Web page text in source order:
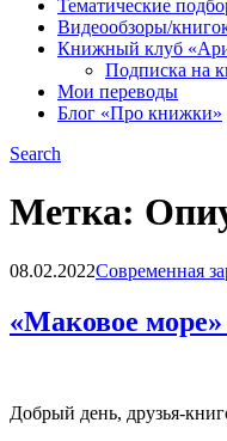
Тематические
Видеообзоры/
Книжный клуб
Подписка на
Мои переводы
Блог «Про книжки»
Search
Метка:
Blog
08.02.2022Современная
«Маковое
Добрый день, друзья-